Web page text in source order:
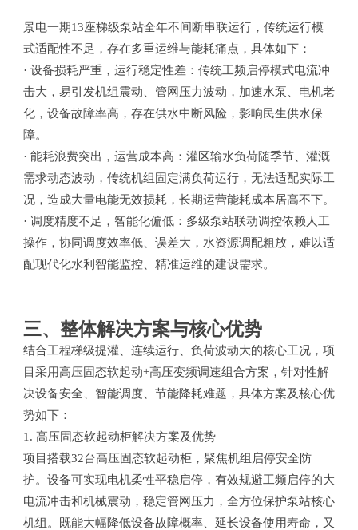
景电一期13座梯级泵站全年不间断串联运行，传统运行模
式适配性不足，存在多重运维与能耗痛点，具体如下：
· 设备损耗严重，运行稳定性差：传统工频启停模式电流冲
击大，易引发机组震动、管网压力波动，加速水泵、电机老
化，设备故障率高，存在供水中断风险，影响民生供水保
障。
· 能耗浪费突出，运营成本高：灌区输水负荷随季节、灌溉
需求动态波动，传统机组固定满负荷运行，无法适配实际工
况，造成大量电能无效损耗，长期运营能耗成本居高不下。
· 调度精度不足，智能化偏低：多级泵站联动调控依赖人工
操作，协同调度效率低、误差大，水资源调配粗放，难以适
配现代化水利智能监控、精准运维的建设需求。
三、整体解决方案与核心优势
结合工程梯级提灌、连续运行、负荷波动大的核心工况，项
目采用高压固态软起动+高压变频调速组合方案，针对性解
决设备安全、智能调度、节能降耗难题，具体方案及核心优
势如下：
1. 高压固态软起动柜解决方案及优势
项目搭载32台高压固态软起动柜，聚焦机组启停安全防
护。设备可实现电机柔性平稳启停，有效规避工频启停的大
电流冲击和机械震动，稳定管网压力，全方位保护泵站核心
机组。既能大幅降低设备故障概率、延长设备使用寿命，又